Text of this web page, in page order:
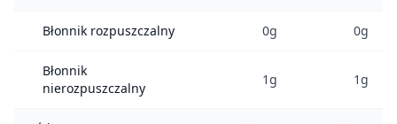
Błonnik rozpuszczalny 0g 0g
Błonnik
nierozpuszczalny
1g 1g